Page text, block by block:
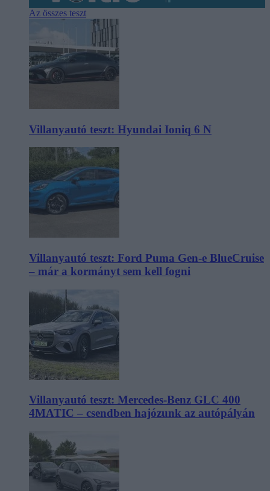
Az összes teszt
Villanyautó teszt: Hyundai Ioniq 6 N
Villanyautó teszt: Ford Puma Gen-e BlueCruise
– már a kormányt sem kell fogni
Villanyautó teszt: Mercedes-Benz GLC 400
4MATIC – csendben hajózunk az autópályán